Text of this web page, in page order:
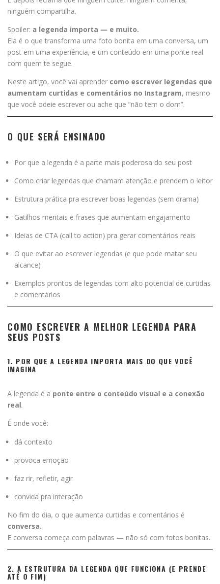
ninguém compartilha.
Spoiler: a legenda importa — e muito.
Ela é o que transforma uma foto bonita em uma conversa, um
post em uma experiência, e um conteúdo em uma ponte real
com quem te segue.
Neste artigo, você vai aprender como escrever legendas que
aumentam curtidas e comentários no Instagram, mesmo
que você odeie escrever ou ache que “não tem o dom”.
O QUE SERÁ ENSINADO
Por que a legenda é a parte mais poderosa do seu post
Como criar legendas que chamam atenção e prendem o leitor
Estrutura prática pra escrever boas legendas (sem drama)
Gatilhos mentais e frases que aumentam engajamento
Ideias de CTA (call to action) pra gerar comentários reais
O que evitar ao escrever legendas (e que pode matar seu
alcance)
Exemplos prontos de legendas com alto potencial de curtidas
e comentários
COMO ESCREVER A MELHOR LEGENDA PARA
SEUS POSTS
1. POR QUE A LEGENDA IMPORTA MAIS DO QUE VOCÊ
IMAGINA
A legenda é a ponte entre o conteúdo visual e a conexão
real.
É onde você:
dá contexto
provoca emoção
faz rir, refletir, agir
convida pra interação
No fim do dia, o que aumenta curtidas e comentários é
conversa.
E conversa começa com palavras — não só com fotos bonitas.
2. A ESTRUTURA DA LEGENDA QUE FUNCIONA (E PRENDE
ATÉ O FIM)